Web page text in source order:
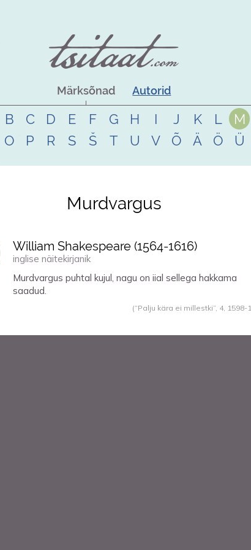
Märksõnad Autorid
B C D E F G H I J K L
M
O P R S Š T U V Õ Ä Ö Ü
Murdvargus
William Shakespeare (1564-1616)
inglise näitekirjanik
Murdvargus puhtal kujul, nagu on iial sellega hakkama
saadud.
(“Palju kära ei millestki”, 4, 1598-